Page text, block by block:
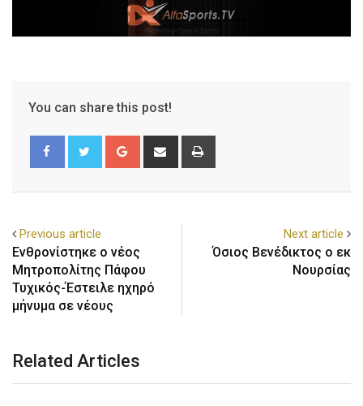
You can share this post!
Previous article
Ενθρονίστηκε ο νέος
Μητροπολίτης Πάφου
Τυχικός-Έστειλε ηχηρό
μήνυμα σε νέους
Next article
Όσιος Βενέδικτος ο εκ
Νουρσίας
Related Articles